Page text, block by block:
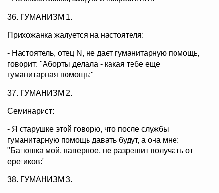
36. ГУМАНИЗМ 1.
Прихожанка жалуется на настоятеля:
- Настоятель, отец N, не дает гуманитарную помощь,
говорит: "Аборты делала - какая тебе еще
гуманитарная помощь:"
37. ГУМАНИЗМ 2.
Семинарист:
- Я старушке этой говорю, что после службы
гуманитарную помощь давать будут, а она мне:
"Батюшка мой, наверное, не разрешит получать от
еретиков:"
38. ГУМАНИЗМ 3.